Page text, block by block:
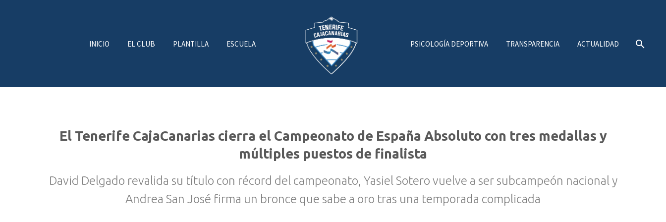
INICIO EL CLUB PLANTILLA ESCUELA PSICOLOGÍA DEPORTIVA TRANSPARENCIA ACTUALIDAD
El Tenerife CajaCanarias cierra el Campeonato de España Absoluto con tres medallas y
múltiples puestos de finalista
David Delgado revalida su título con récord del campeonato, Yasiel Sotero vuelve a ser subcampeón nacional y
Andrea San José firma un bronce que sabe a oro tras una temporada complicada